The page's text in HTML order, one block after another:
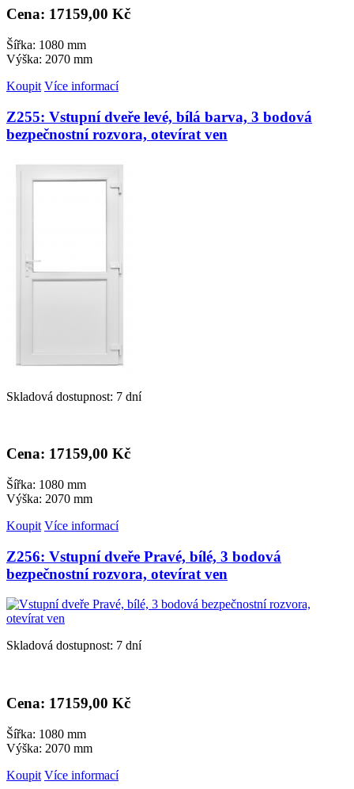
Cena: 17159,00 Kč
Šířka: 1080 mm
Výška: 2070 mm
Koupit Více informací
Z255: Vstupní dveře levé, bílá barva, 3 bodová
bezpečnostní rozvora, otevírat ven
Skladová dostupnost: 7 dní
Cena: 17159,00 Kč
Šířka: 1080 mm
Výška: 2070 mm
Koupit Více informací
Z256: Vstupní dveře Pravé, bílé, 3 bodová
bezpečnostní rozvora, otevírat ven
Skladová dostupnost: 7 dní
Cena: 17159,00 Kč
Šířka: 1080 mm
Výška: 2070 mm
Koupit Více informací